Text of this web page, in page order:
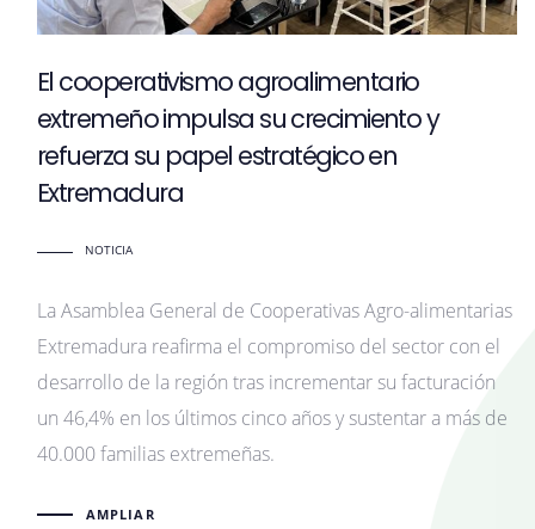
El cooperativismo agroalimentario
extremeño impulsa su crecimiento y
refuerza su papel estratégico en
Extremadura
NOTICIA
La Asamblea General de Cooperativas Agro-alimentarias
Extremadura reafirma el compromiso del sector con el
desarrollo de la región tras incrementar su facturación
un 46,4% en los últimos cinco años y sustentar a más de
40.000 familias extremeñas.
AMPLIAR